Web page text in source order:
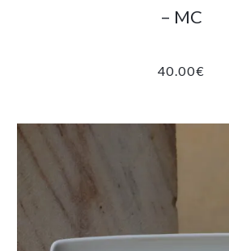
– MC
40.00€